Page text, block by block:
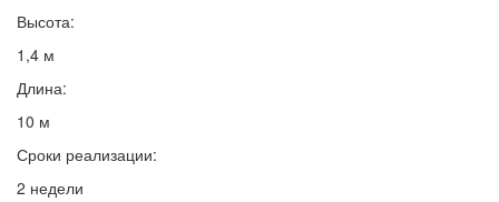
Высота:
1,4 м
Длина:
10 м
Сроки реализации:
2 недели